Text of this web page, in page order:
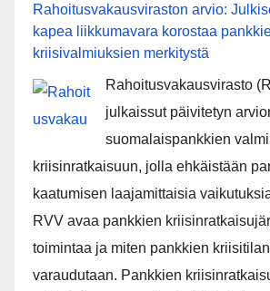
Rahoitusvakausviraston arvio:
kapea liikkumavara korostaa
kriisivalmiuksien merkitystä
Rahoitusvakausvirasto
julkaissut päivitetyn
suomalaispankkien
kriisinratkaisuun, jolla ehkäistään
kaatumisen laajamittaisia
RVV avaa pankkien
toimintaa ja miten pankkien
varaudutaan. Pankkien